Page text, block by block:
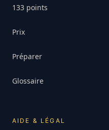
133 points
Prix
Préparer
Glossaire
AIDE & LÉGAL